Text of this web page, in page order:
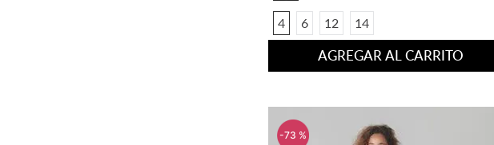
4 6 12 14
AGREGAR AL CARRITO
-73 %